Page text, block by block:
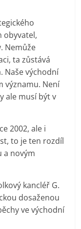
obyvatel,
Nemůže
ta zůstává
Naše východní
významu. Není
ale musí být v
2002, ale i
to je ten rozdíl
a novým
kancléř G.
dosaženou
ve východní